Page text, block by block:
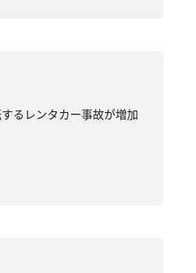
るレンタカー事故が増加